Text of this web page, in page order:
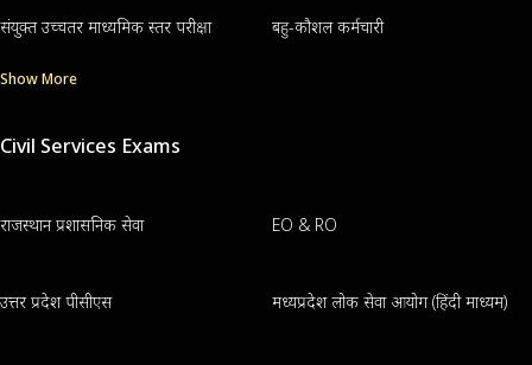
संयुक्त उच्चतर माध्यमिक स्तर परीक्षा बहु-कौशल कर्मचारी
Show More
Civil Services Exams
राजस्थान प्रशासनिक सेवा EO & RO
उत्तर प्रदेश पीसीएस मध्यप्रदेश लोक सेवा आयोग (हिंदी माध्यम)